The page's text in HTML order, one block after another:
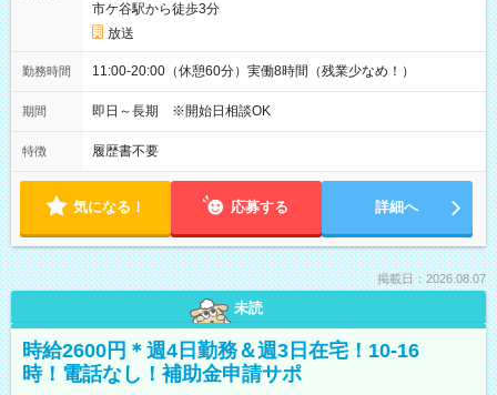
市ケ谷駅から徒歩3分
放送
勤務時間 11:00-20:00（休憩60分）実働8時間（残業少なめ！）
期間 即日～長期 ※開始日相談OK
特徴 履歴書不要
気になる！ 応募する 詳細へ
掲載日：2026.08.07
未読
時給2600円＊週4日勤務＆週3日在宅！10-16
時！電話なし！補助金申請サポ